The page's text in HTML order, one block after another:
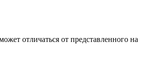
отличаться от представленного на